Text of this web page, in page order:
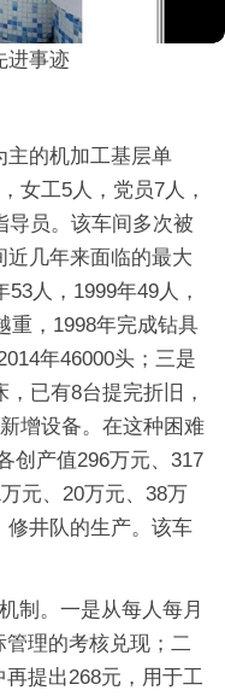
进事迹
主的机加工基层单
女工5人，党员7人，
导员。该车间多次被
几年来面临的最大
人，1999年49人，
重，1998年完成钻具
年46000头；三是
已有8台提完折旧，
增设备。在这种困难
创产值296万元、317
元、20万元、38万
修井队的生产。该车
制。一是从每人每月
理的考核兑现；二
提出268元，用于工